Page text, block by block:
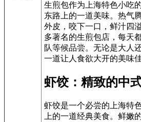
生煎包作为上海特色小吃
东路上的一道美味。热气
外皮，咬下一口，鲜汁四
多著名的生煎包店，每天
队等候品尝。无论是大人
一道让人食欲大开的美味佳
虾饺：精致的中
虾饺是一个必尝的上海特
上的一道经典美食。鲜嫩